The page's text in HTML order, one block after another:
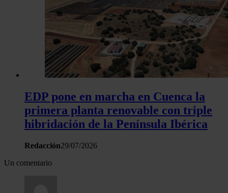
EDP pone en marcha en Cuenca la
primera planta renovable con triple
hibridación de la Península Ibérica
Redacción29/07/2026
Un comentario